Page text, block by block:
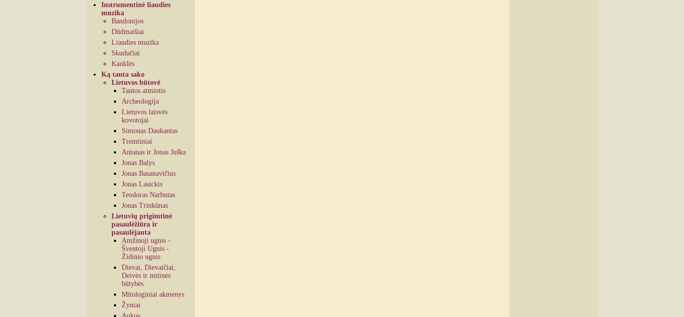
Instrumentinė liaudies
muzika
Bandonijos
Dūdmaišiai
Liaudies muzika
Skudučiai
Kanklės
Ką tauta sako
Lietuvos būtovė
Tautos atmintis
Archeologija
Lietuvos laisvės
kovotojai
Simonas Daukantas
Tremtiniai
Antanas ir Jonas Juška
Jonas Balys
Jonas Basanavičius
Jonas Lasickis
Teodoras Narbutas
Jonas Trinkūnas
Lietuvių prigimtinė
pasaulėžiūra ir
pasaulėjauta
Amžinoji ugnis -
Šventoji Ugnis -
Židinio ugnis
Dievai, Dievaičiai,
Deivės ir mitinės
būtybės
Mitologiniai akmenys
Žyniai